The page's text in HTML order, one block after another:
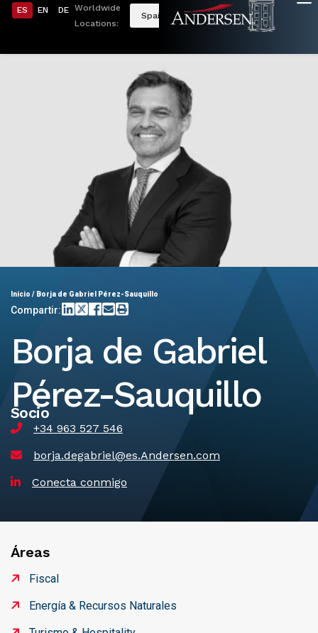
ES EN DE Worldwide
Locations:
Spain
Inicio / Borja de Gabriel Pérez-Sauquillo
Compartir:
Borja de Gabriel
Pérez-Sauquillo
Socio
+34 963 527 546
borja.degabriel@es.Andersen.com
Conecta conmigo
Áreas
Fiscal
Energía & Recursos Naturales